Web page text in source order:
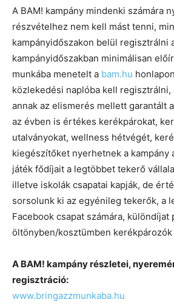
A BAM! kampány mindenki számára
részvételhez nem kell mást tenni,
kampányidőszakon belül regisztrálni
kampányidőszakban minimálisan
munkába menetelt a bam.hu
közlekedési naplóba kell regisztrálni,
annak az elismerés mellett garantált
az évben is értékes kerékpárokat,
utalványokat, wellness hétvégét,
kiegészítőket nyerhetnek a kampány
játék fődíjait a legtöbbet tekerő
illetve iskolák csapatai kapják, de
sorsolunk ki az egyénileg tekerők, a
Facebook csapat számára, különdíjat
öltönyben/kosztümben
A BAM! kampány részletei,
regisztráció:
www.bringazzmunkaba.hu